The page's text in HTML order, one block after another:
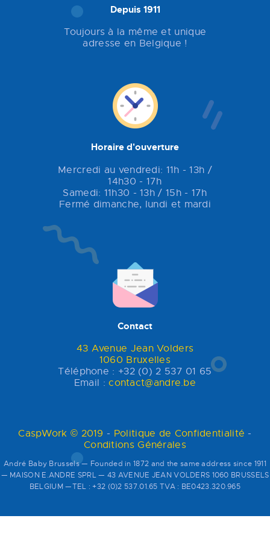
Depuis 1911
Toujours à la même et unique
adresse en Belgique !
Horaire d'ouverture
Mercredi au vendredi: 11h - 13h /
14h30 - 17h
Samedi: 11h30 - 13h / 15h - 17h
Fermé dimanche, lundi et mardi
Contact
43 Avenue Jean Volders
1060 Bruxelles
Téléphone : +32 (0) 2 537 01 65
Email :contact@andre.be
CaspWork © 2019 - Politique de Confidentialité -
Conditions Générales
André Baby Brussels — Founded in 1872 and the same address since 1911
— MAISON E.ANDRE SPRL — 43 AVENUE JEAN VOLDERS 1060 BRUSSELS
BELGIUM —TEL : +32 (0)2 537.01.65 TVA : BE0423.320.965